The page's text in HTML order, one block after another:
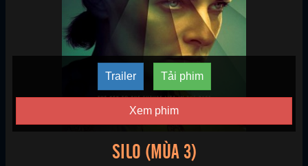
Trailer Tải phim
Xem phim
SILO (MÙA 3)